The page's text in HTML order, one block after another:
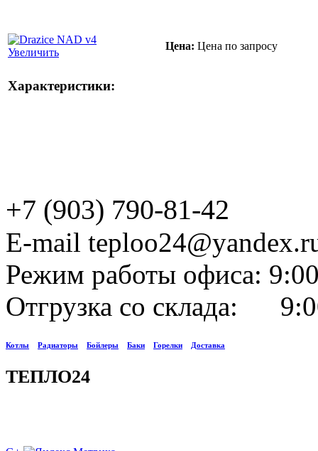
Увеличить
Цена: Цена по запросу
Характеристики:
+7 (903) 790-81-42
E-mail
Режим работы офиса:
Отгрузка со склада:
Котлы Радиаторы Бойлеры Баки Горелки Доставка
ТЕПЛО24